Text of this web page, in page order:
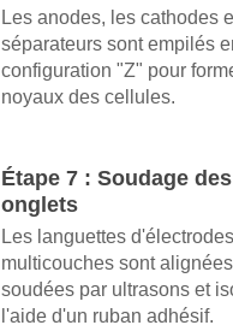
Les anodes, les cathodes
séparateurs sont empilés
configuration "Z" pour
noyaux des cellules.
Étape 7 : Soudage des
onglets
Les languettes d'électrodes
multicouches sont
soudées par ultrasons et
l'aide d'un ruban adhésif.